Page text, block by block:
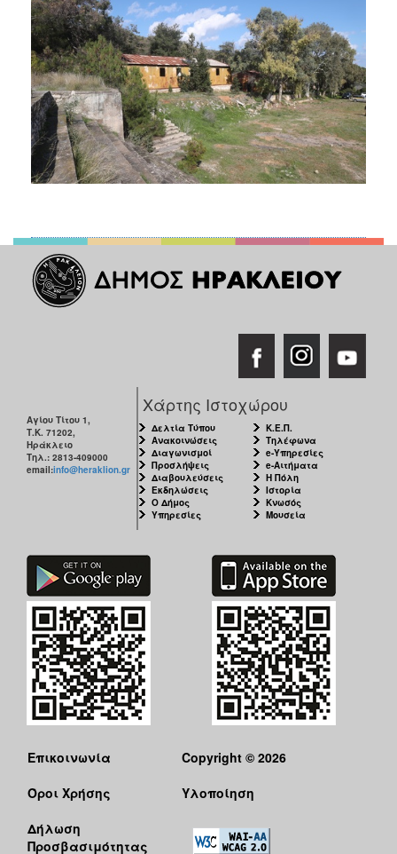
Αγίου Τίτου 1,
Τ.Κ. 71202,
Ηράκλειο
Τηλ.: 2813-409000
email:info@heraklion.gr
Χάρτης Ιστοχώρου
Δελτία Τύπου
Ανακοινώσεις
Διαγωνισμοί
Προσλήψεις
Διαβουλεύσεις
Εκδηλώσεις
Ο Δήμος
Υπηρεσίες
Κ.Ε.Π.
Τηλέφωνα
e-Υπηρεσίες
e-Αιτήματα
Η Πόλη
Ιστορία
Κνωσός
Μουσεία
Επικοινωνία
Όροι Χρήσης
Δήλωση
Προσβασιμότητας
Copyright © 2026
Υλοποίηση